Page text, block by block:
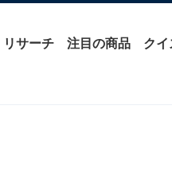
リサーチ 注目の商品 クイ